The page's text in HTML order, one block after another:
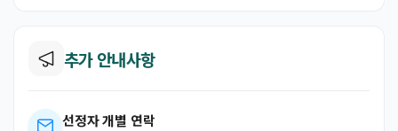
추가 안내사항
선정자 개별 연락